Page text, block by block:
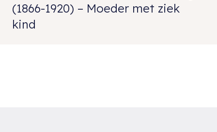
(1866-1920) – Moeder met ziek
kind